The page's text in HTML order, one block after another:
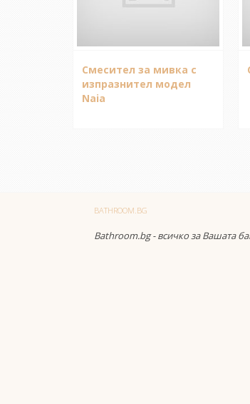
Смесител за мивка с
изпразнител модел
Naia
BATHROOM.BG
Bathroom.bg - всичко за Вашата